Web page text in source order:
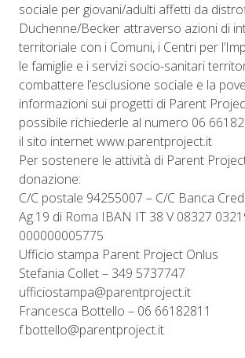
sociale per giovani/adulti affetti da
Duchenne/Becker attraverso azioni di
territoriale con i Comuni, i Centri per
le famiglie e i servizi socio-sanitari
combattere l’esclusione sociale e la
informazioni sui progetti di Parent
possibile richiederle al numero 06
il sito internet www.parentproject.it
Per sostenere le attività di Parent
donazione:
C/C postale 94255007 – C/C Banca
Ag.19 di Roma IBAN IT 38 V 08327
000000005775
Ufficio stampa Parent Project Onlus
Stefania Collet – 349 5737747
ufficiostampa@parentproject.it
Francesca Bottello – 06 66182811
f.bottello@parentproject.it